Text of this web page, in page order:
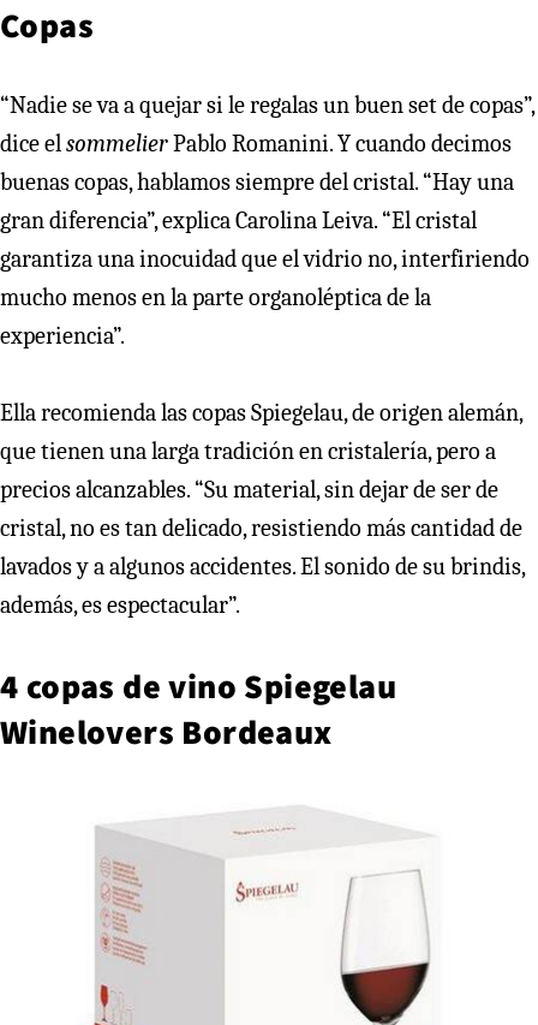
Copas
“Nadie se va a quejar si le regalas un buen set de copas”,
dice elsommelierPablo Romanini. Y cuando decimos
buenas copas, hablamos siempre del cristal. “Hay una
gran diferencia”, explica Carolina Leiva. “El cristal
garantiza una inocuidad que el vidrio no, interfiriendo
mucho menos en la parte organoléptica de la
experiencia”.
Ella recomienda las copas Spiegelau, de origen alemán,
que tienen una larga tradición en cristalería, pero a
precios alcanzables. “Su material, sin dejar de ser de
cristal, no es tan delicado, resistiendo más cantidad de
lavados y a algunos accidentes. El sonido de su brindis,
además, es espectacular”.
4 copas de vino Spiegelau
Winelovers Bordeaux